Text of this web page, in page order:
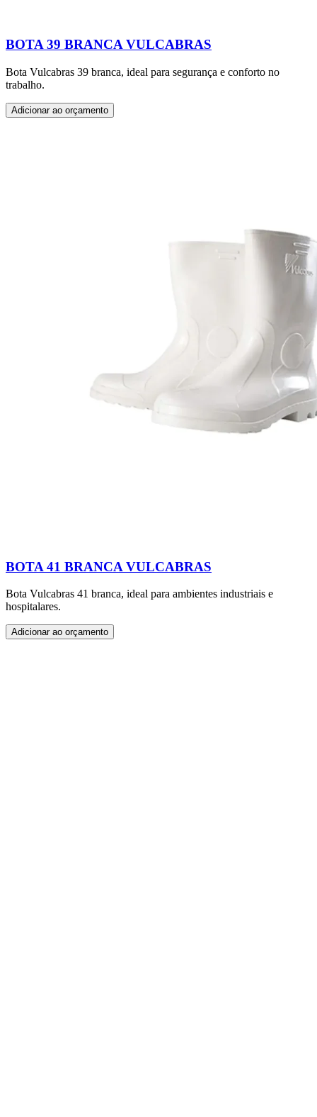
BOTA 39 BRANCA VULCABRAS
Bota Vulcabras 39 branca, ideal para segurança e conforto no
trabalho.
Adicionar ao orçamento
BOTA 41 BRANCA VULCABRAS
Bota Vulcabras 41 branca, ideal para ambientes industriais e
hospitalares.
Adicionar ao orçamento